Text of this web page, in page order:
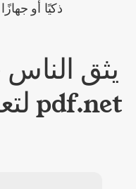
ذكيًا أو
يثق
pdf.net لتعديل مستنداتهم